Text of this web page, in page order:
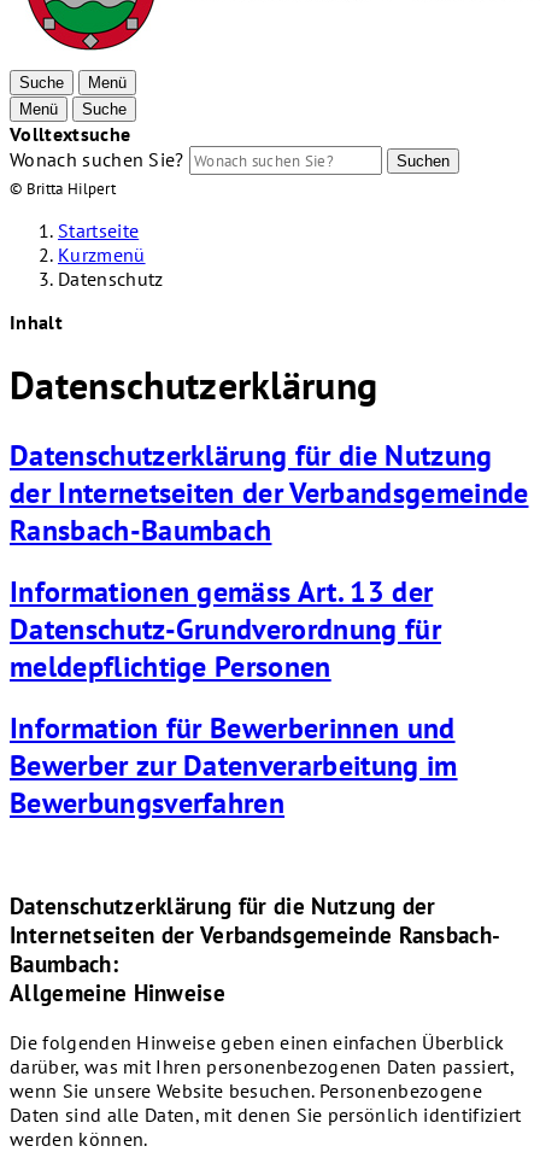
Suche
Menü
Menü
Suche
Volltextsuche
Wonach suchen Sie?
Suchen
© Britta Hilpert
Startseite
Kurzmenü
Datenschutz
Inhalt
Datenschutzerklärung
Datenschutzerklärung für die Nutzung
der Internetseiten der Verbandsgemeinde
Ransbach-Baumbach
Informationen gemäss Art. 13 der
Datenschutz-Grundverordnung für
meldepflichtige Personen
Information für Bewerberinnen und
Bewerber zur Datenverarbeitung im
Bewerbungsverfahren
Datenschutzerklärung für die Nutzung der
Internetseiten der Verbandsgemeinde Ransbach-
Baumbach:
Allgemeine Hinweise
Die folgenden Hinweise geben einen einfachen Überblick
darüber, was mit Ihren personenbezogenen Daten passiert,
wenn Sie unsere Website besuchen. Personenbezogene
Daten sind alle Daten, mit denen Sie persönlich identifiziert
werden können.